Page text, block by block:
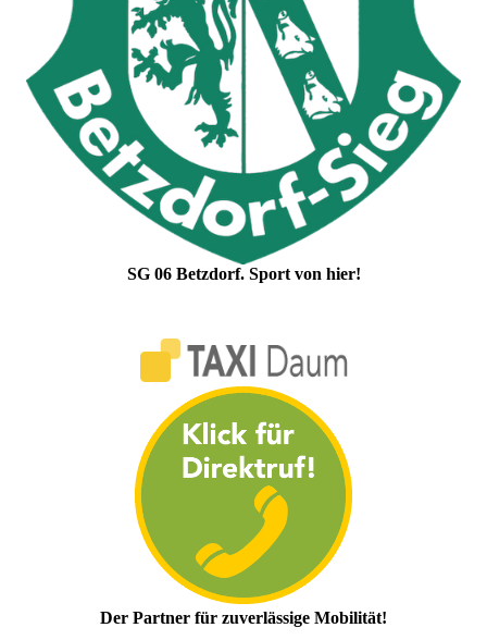
SG 06 Betzdorf. Sport von hier!
Der Partner für zuverlässige Mobilität!